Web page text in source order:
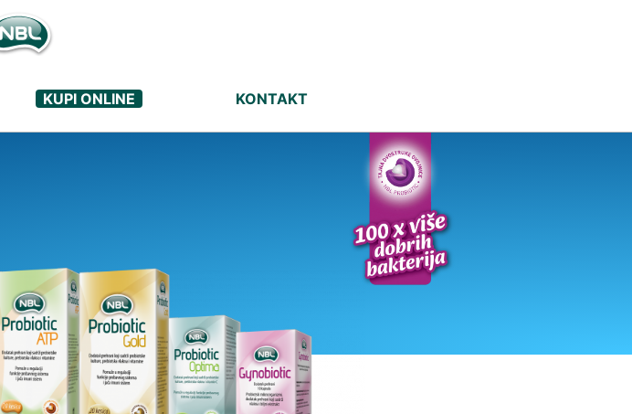
KUPI ONLINE KONTAKT